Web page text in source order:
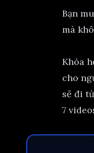
Bạn
mà
Khóa
cho
sẽ đi
7